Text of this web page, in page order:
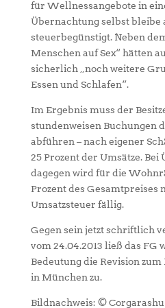
für Wellnessangebote in
Übernachtung selbst bleibe
steuerbegünstigt. Neben
Menschen auf Sex“ hätten
sicherlich „noch weitere
Essen und Schlafen“.
Im Ergebnis muss der
stundenweisen Buchungen
abführen – nach eigener
25 Prozent der Umsätze.
dagegen wird für die
Prozent des Gesamtpreises
Umsatzsteuer fällig.
Gegen sein jetzt schriftlich
vom 24.04.2013 ließ das FG
Bedeutung die Revision
in München zu.
Bildnachweis: © Corgarashu